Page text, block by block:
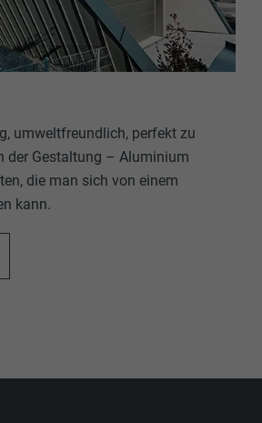
umweltfreundlich, perfekt zu
der Gestaltung – Aluminium
die man sich von einem
kann.